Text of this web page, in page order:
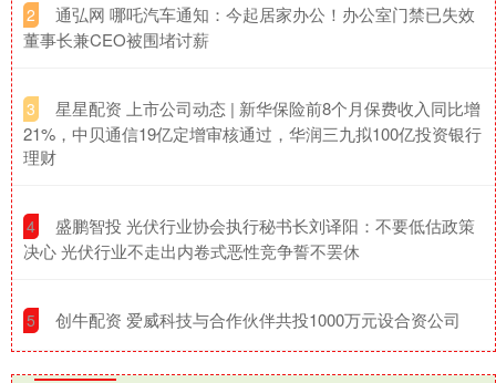
2
​通弘网 哪吒汽车通知：今起居家办公！办公室门禁已失效
董事长兼CEO被围堵讨薪
3
​星星配资 上市公司动态 | 新华保险前8个月保费收入同比增
21%，中贝通信19亿定增审核通过，华润三九拟100亿投资银行
理财
4
​盛鹏智投 光伏行业协会执行秘书长刘译阳：不要低估政策
决心 光伏行业不走出内卷式恶性竞争誓不罢休
5 ​创牛配资 爱威科技与合作伙伴共投1000万元设合资公司